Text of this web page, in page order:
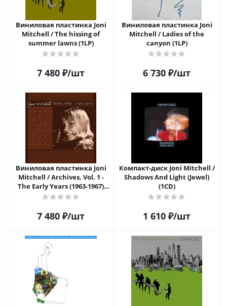
Виниловая пластинка Joni
Mitchell / The hissing of
summer lawns (1LP)
7 480 ₽/шт
Виниловая пластинка Joni
Mitchell / Ladies of the
canyon (1LP)
6 730 ₽/шт
Виниловая пластинка Joni
Mitchell / Archives, Vol. 1 -
The Early Years (1963-1967)
Highlights (Limited Edition)
7 480 ₽/шт
Компакт-диск Joni Mitchell /
Shadows And Light (Jewel)
(1CD)
1 610 ₽/шт